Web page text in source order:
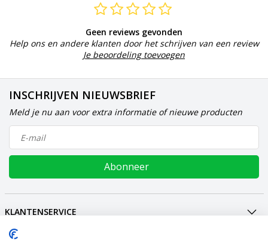
Geen reviews gevonden
Help ons en andere klanten door het schrijven van een review
Je beoordeling toevoegen
INSCHRIJVEN NIEUWSBRIEF
Meld je nu aan voor extra informatie of nieuwe producten
Abonneer
KLANTENSERVICE
MIJN ACCOUNT